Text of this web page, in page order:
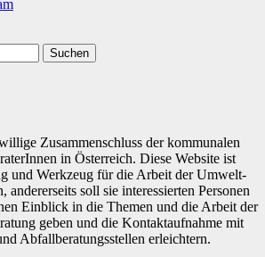
Zusammenschluss der kommunalen
in Österreich. Diese Website ist
und Werkzeug für die Arbeit der Umwelt-
andererseits soll sie interessierten Personen
Einblick in die Themen und die Arbeit der
geben und die Kontaktaufnahme mit
Abfallberatungsstellen erleichtern.